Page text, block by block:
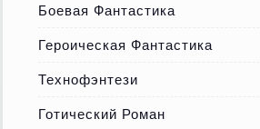
Боевая Фантастика
Героическая Фантастика
Технофэнтези
Готический Роман